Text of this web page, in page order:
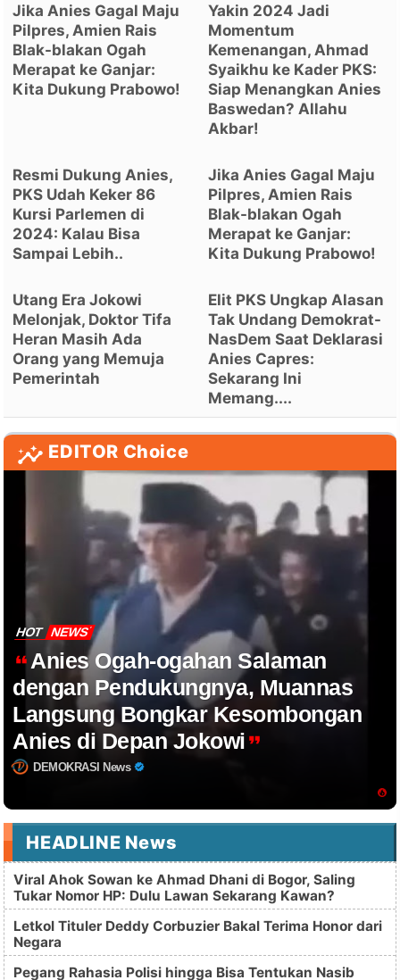
Jika Anies Gagal Maju
Pilpres, Amien Rais
Blak-blakan Ogah
Merapat ke Ganjar:
Kita Dukung Prabowo!
Yakin 2024 Jadi
Momentum
Kemenangan, Ahmad
Syaikhu ke Kader PKS:
Siap Menangkan Anies
Baswedan? Allahu
Akbar!
Resmi Dukung Anies,
PKS Udah Keker 86
Kursi Parlemen di
2024: Kalau Bisa
Sampai Lebih..
Jika Anies Gagal Maju
Pilpres, Amien Rais
Blak-blakan Ogah
Merapat ke Ganjar:
Kita Dukung Prabowo!
Utang Era Jokowi
Melonjak, Doktor Tifa
Heran Masih Ada
Orang yang Memuja
Pemerintah
Elit PKS Ungkap Alasan
Tak Undang Demokrat-
NasDem Saat Deklarasi
Anies Capres:
Sekarang Ini
Memang....
EDITOR Choice
HOT NEWS
Anies Ogah-ogahan Salaman
dengan Pendukungnya, Muannas
Langsung Bongkar Kesombongan
Anies di Depan Jokowi
DEMOKRASI News
HEADLINE News
Viral Ahok Sowan ke Ahmad Dhani di Bogor, Saling
Tukar Nomor HP: Dulu Lawan Sekarang Kawan?
Letkol Tituler Deddy Corbuzier Bakal Terima Honor dari
Negara
Pegang Rahasia Polisi hingga Bisa Tentukan Nasib